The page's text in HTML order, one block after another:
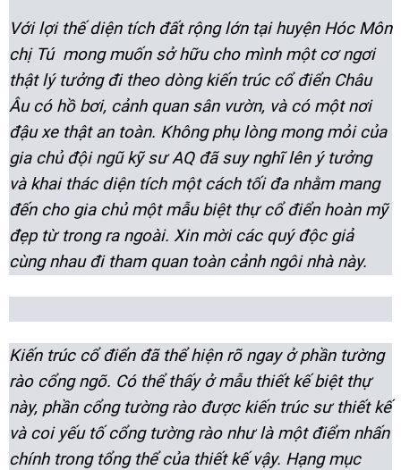
Với lợi thế diện tích đất rộng lớn tại huyện Hóc Môn
chị Tú mong muốn sở hữu cho mình một cơ ngơi
thật lý tưởng đi theo dòng kiến trúc cổ điển Châu
Âu có hồ bơi, cảnh quan sân vườn, và có một nơi
đậu xe thật an toàn. Không phụ lòng mong mỏi của
gia chủ đội ngũ kỹ sư AQ đã suy nghĩ lên ý tưởng
và khai thác diện tích một cách tối đa nhằm mang
đến cho gia chủ một mẫu biệt thự cổ điển hoàn mỹ
đẹp từ trong ra ngoài. Xin mời các quý độc giả
cùng nhau đi tham quan toàn cảnh ngôi nhà này.
Kiến trúc cổ điển đã thể hiện rõ ngay ở phần tường
rào cổng ngõ. Có thể thấy ở mẫu thiết kế biệt thự
này, phần cổng tường rào được kiến trúc sư thiết kế
và coi yếu tố cổng tường rào như là một điểm nhấn
chính trong tổng thể của thiết kế vậy. Hạng mục